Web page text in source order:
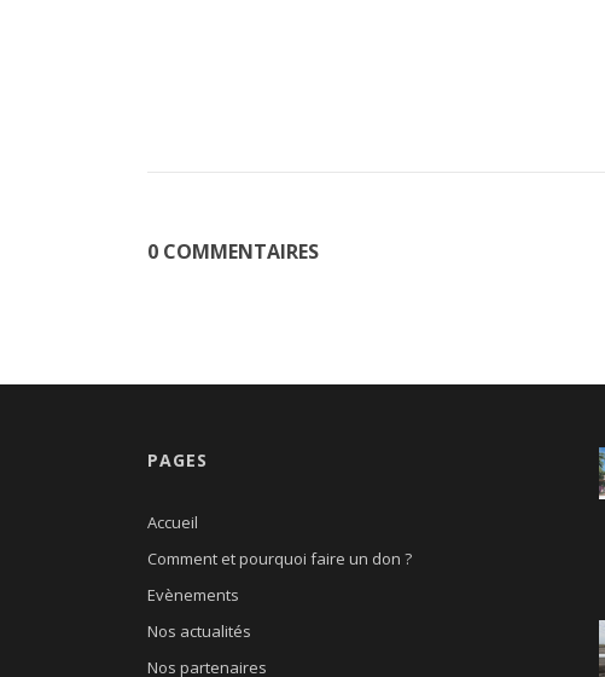
0 COMMENTAIRES
PAGES
Accueil
Comment et pourquoi faire un don ?
Evènements
Nos actualités
Nos partenaires